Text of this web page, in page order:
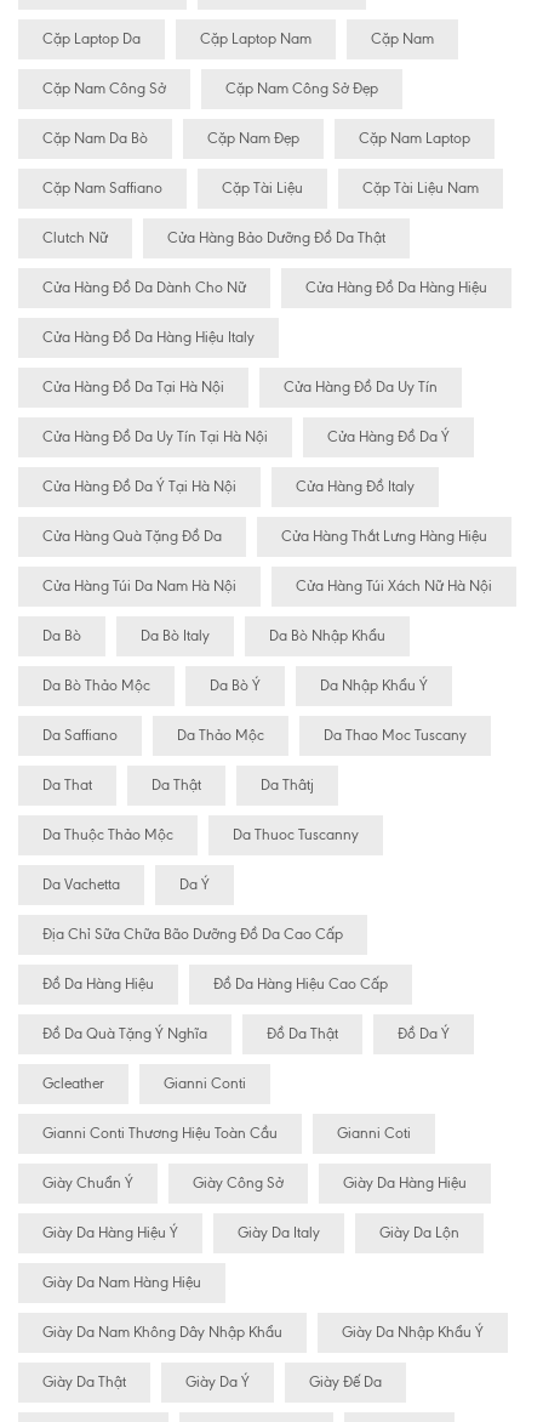
Cặp Laptop Da Cặp Laptop Nam Cặp Nam
Cặp Nam Công Sở Cặp Nam Công Sở Đẹp
Cặp Nam Da Bò Cặp Nam Đẹp Cặp Nam Laptop
Cặp Nam Saffiano Cặp Tài Liệu Cặp Tài Liệu Nam
Clutch Nữ Cửa Hàng Bảo Dưỡng Đồ Da Thật
Cửa Hàng Đồ Da Dành Cho Nữ Cửa Hàng Đồ Da Hàng Hiệu
Cửa Hàng Đồ Da Hàng Hiệu Italy
Cửa Hàng Đồ Da Tại Hà Nội Cửa Hàng Đồ Da Uy Tín
Cửa Hàng Đồ Da Uy Tín Tại Hà Nội Cửa Hàng Đồ Da Ý
Cửa Hàng Đồ Da Ý Tại Hà Nội Cửa Hàng Đồ Italy
Cửa Hàng Quà Tặng Đồ Da Cửa Hàng Thắt Lưng Hàng Hiệu
Cửa Hàng Túi Da Nam Hà Nội Cửa Hàng Túi Xách Nữ Hà Nội
Da Bò Da Bò Italy Da Bò Nhập Khẩu
Da Bò Thảo Mộc Da Bò Ý Da Nhập Khẩu Ý
Da Saffiano Da Thảo Mộc Da Thao Moc Tuscany
Da That Da Thật Da Thâtj
Da Thuộc Thảo Mộc Da Thuoc Tuscanny
Da Vachetta Da Ý
Địa Chỉ Sữa Chữa Bão Dưỡng Đồ Da Cao Cấp
Đồ Da Hàng Hiệu Đồ Da Hàng Hiệu Cao Cấp
Đồ Da Quà Tặng Ý Nghĩa Đồ Da Thật Đồ Da Ý
Gcleather Gianni Conti
Gianni Conti Thương Hiệu Toàn Cầu Gianni Coti
Giày Chuẩn Ý Giày Công Sở Giày Da Hàng Hiệu
Giày Da Hàng Hiệu Ý Giày Da Italy Giày Da Lộn
Giày Da Nam Hàng Hiệu
Giày Da Nam Không Dây Nhập Khẩu Giày Da Nhập Khẩu Ý
Giày Da Thật Giày Da Ý Giày Đế Da